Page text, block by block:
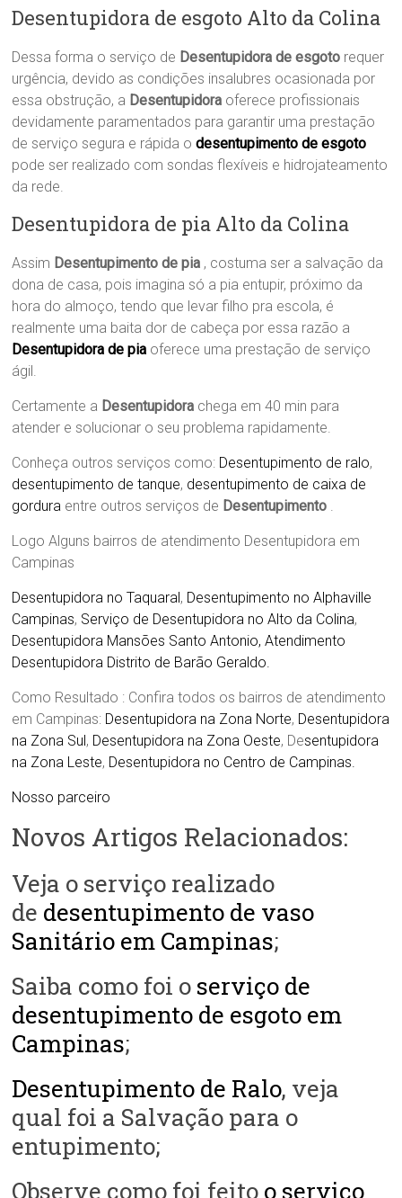
Desentupidora de esgoto Alto da Colina
Dessa forma o serviço de Desentupidora de esgoto requer
urgência, devido as condições insalubres ocasionada por
essa obstrução, a Desentupidora oferece profissionais
devidamente paramentados para garantir uma prestação
de serviço segura e rápida odesentupimento de esgoto
pode ser realizado com sondas flexíveis e hidrojateamento
da rede.
Desentupidora de pia Alto da Colina
Assim Desentupimento de pia , costuma ser a salvação da
dona de casa, pois imagina só a pia entupir, próximo da
hora do almoço, tendo que levar filho pra escola, é
realmente uma baita dor de cabeça por essa razão a
Desentupidora de pia oferece uma prestação de serviço
ágil.
Certamente a Desentupidora chega em 40 min para
atender e solucionar o seu problema rapidamente.
Conheça outros serviços como: Desentupimento de ralo,
desentupimento de tanque, desentupimento de caixa de
gordura entre outros serviços de Desentupimento .
LogoAlguns bairros de atendimento Desentupidora em
Campinas
Desentupidora no Taquaral , Desentupimento no Alphaville
Campinas, Serviço de Desentupidora no Alto da Colina,
Desentupidora Mansões Santo Antonio, Atendimento
Desentupidora Distrito de Barão Geraldo.
Como Resultado : Confira todos os bairros de atendimento
em Campinas: Desentupidora na Zona Norte, Desentupidora
na Zona Sul , Desentupidora na Zona Oeste, Desentupidora
na Zona Leste, Desentupidora no Centro de Campinas.
Nosso parceiro
Novos Artigos Relacionados:
Veja o serviço realizado
de desentupimento de vaso
Sanitário em Campinas;
Saiba como foi o serviço de
desentupimento de esgoto em
Campinas;
Desentupimento de Ralo, veja
qual foi a Salvação para o
entupimento;
Observe como foi feito o serviço